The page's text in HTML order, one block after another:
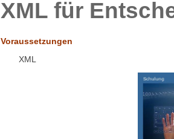
XML für
Voraussetzungen
XML